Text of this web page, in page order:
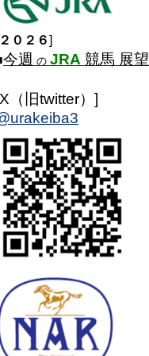
０２６]
今週 の JRA 競馬 展望
（旧twitter）]